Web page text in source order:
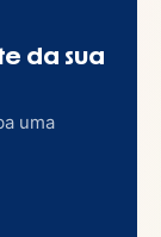
da sua
uma